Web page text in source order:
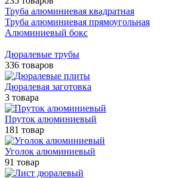
Труба алюминиевая квадратная
Труба алюминиевая прямоугольная
Алюминиевый бокс
Дюралевые трубы
336 товаров
Дюралевая заготовка
3 товара
Пруток алюминиевый
181 товар
Уголок алюминиевый
91 товар